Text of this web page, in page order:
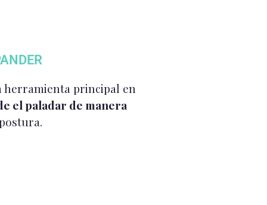
herramienta principal en
el paladar de manera